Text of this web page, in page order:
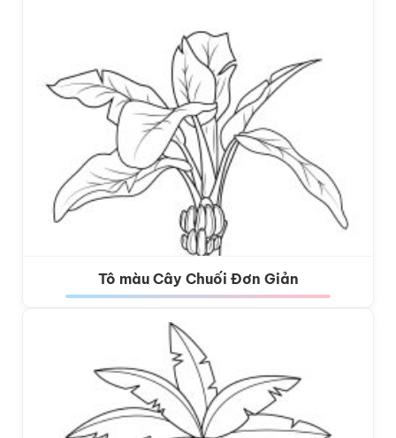
Tô màu Cây Chuối Đơn Giản